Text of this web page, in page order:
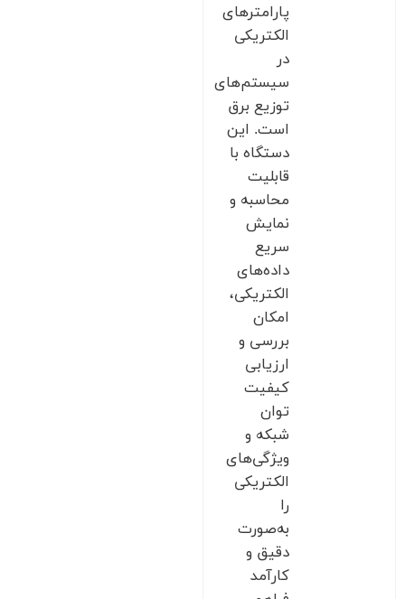
پارامترهای
الکتریکی
در
سیستم‌های
توزیع برق
است. این
دستگاه با
قابلیت
محاسبه و
نمایش
سریع
داده‌های
الکتریکی،
امکان
بررسی و
ارزیابی
کیفیت
توان
شبکه و
ویژگی‌های
الکتریکی
را
به‌صورت
دقیق و
کارآمد